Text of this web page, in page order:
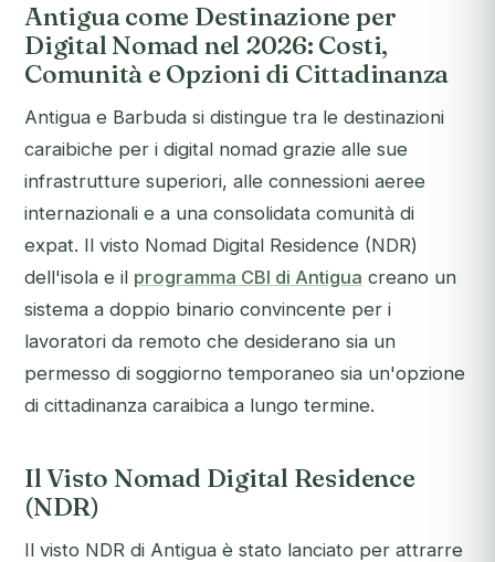
Antigua come Destinazione per
Digital Nomad nel 2026: Costi,
Comunità e Opzioni di Cittadinanza
Antigua e Barbuda si distingue tra le destinazioni
caraibiche per i digital nomad grazie alle sue
infrastrutture superiori, alle connessioni aeree
internazionali e a una consolidata comunità di
expat. Il visto Nomad Digital Residence (NDR)
dell'isola e il programma CBI di Antigua creano un
sistema a doppio binario convincente per i
lavoratori da remoto che desiderano sia un
permesso di soggiorno temporaneo sia un'opzione
di cittadinanza caraibica a lungo termine.
Il Visto Nomad Digital Residence
(NDR)
Il visto NDR di Antigua è stato lanciato per attrarre